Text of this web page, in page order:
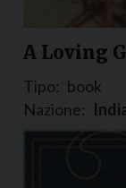
A Loving
Tipo: book
Nazione: